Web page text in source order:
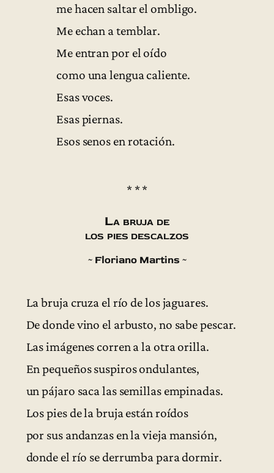
me hacen saltar el ombligo.
Me echan a temblar.
Me entran por el oído
como una lengua caliente.
Esas voces.
Esas piernas.
Esos senos en rotación.
* * *
La bruja de
los pies descalzos
~ Floriano Martins ~
La bruja cruza el río de los jaguares.
De donde vino el arbusto, no sabe pescar.
Las imágenes corren a la otra orilla.
En pequeños suspiros ondulantes,
un pájaro saca las semillas empinadas.
Los pies de la bruja están roídos
por sus andanzas en la vieja mansión,
donde el río se derrumba para dormir.